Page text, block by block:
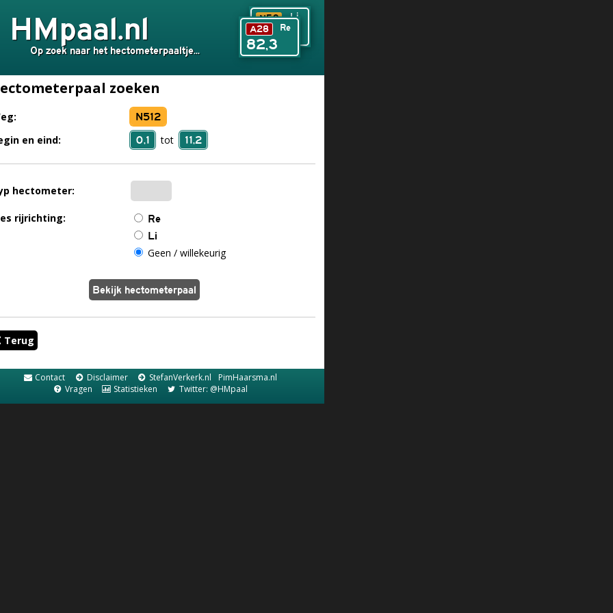
HMpaal.nl
Op zoek naar het hectometerpaaltje...
A28
82,3
Re
N50
240,6
Li
zoeken
N512
en eind: 0,1 tot 11,2
hectometer:
rijrichting:
Re
Li
Geen / willekeurig
Terug
Contact Disclaimer StefanVerkerk.nl
PimHaarsma.nl
Vragen
Statistieken Twitter: @HMpaal